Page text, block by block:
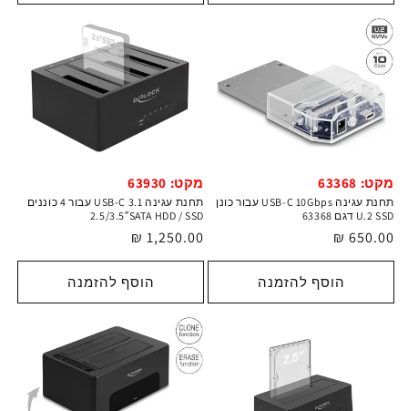
מקט: 63368
תחנת עגינה USB-C 10Gbps עבור כונן
U.2 SSD דגם 63368
מחיר
רגיל
650.00 ₪
הוסף להזמנה
מקט: 63930
תחנת עגינה USB-C 3.1 עבור 4 כוננים
2.5/3.5″SATA HDD / SSD
מחיר
רגיל
1,250.00 ₪
הוסף להזמנה